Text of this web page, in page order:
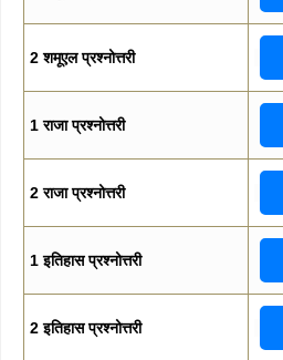
2 शमूएल प्रश्नोत्तरी
1 राजा प्रश्नोत्तरी
2 राजा प्रश्नोत्तरी
1 इतिहास प्रश्नोत्तरी
2 इतिहास प्रश्नोत्तरी